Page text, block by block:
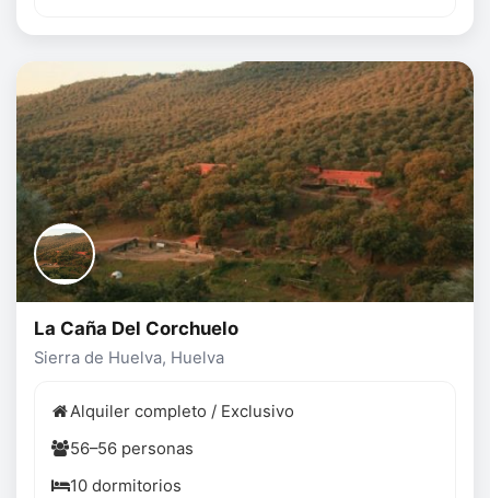
La Caña Del Corchuelo
Sierra de Huelva, Huelva
Alquiler completo / Exclusivo
56–56 personas
10 dormitorios